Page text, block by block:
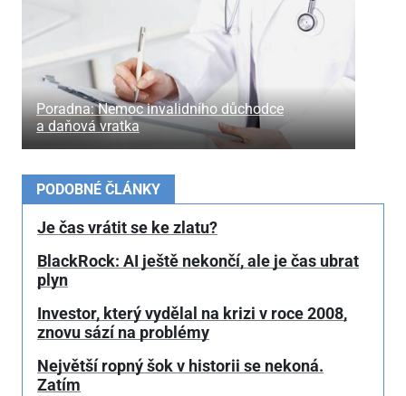
Poradna: Nemoc invalidního důchodce
a daňová vratka
PODOBNÉ ČLÁNKY
Je čas vrátit se ke zlatu?
BlackRock: AI ještě nekončí, ale je čas ubrat
plyn
Investor, který vydělal na krizi v roce 2008,
znovu sází na problémy
Největší ropný šok v historii se nekoná.
Zatím